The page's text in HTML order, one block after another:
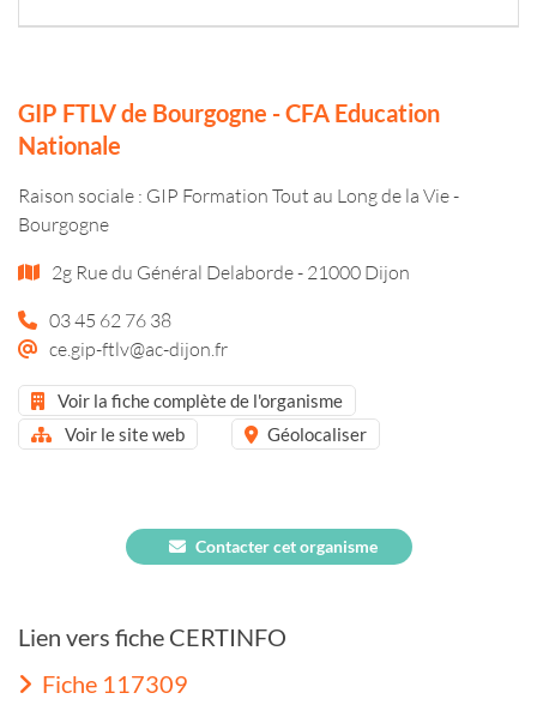
GIP FTLV de Bourgogne - CFA Education
Nationale
Raison sociale : GIP Formation Tout au Long de la Vie -
Bourgogne
2g Rue du Général Delaborde - 21000 Dijon
03 45 62 76 38
ce.gip-ftlv@ac-dijon.fr
Voir la fiche complète de l'organisme
Voir le site web
Géolocaliser
Contacter cet organisme
Lien vers fiche CERTINFO
Fiche 117309